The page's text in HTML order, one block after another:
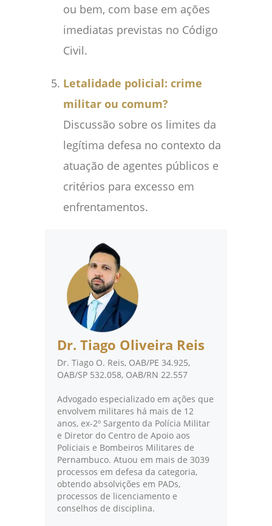
ou bem, com base em ações
imediatas previstas no Código
Civil.
Letalidade policial: crime
militar ou comum?
Discussão sobre os limites da
legítima defesa no contexto da
atuação de agentes públicos e
critérios para excesso em
enfrentamentos.
Dr. Tiago Oliveira Reis
Dr. Tiago O. Reis, OAB/PE 34.925,
OAB/SP 532.058, OAB/RN 22.557
Advogado especializado em ações que
envolvem militares há mais de 12
anos, ex-2º Sargento da Polícia Militar
e Diretor do Centro de Apoio aos
Policiais e Bombeiros Militares de
Pernambuco. Atuou em mais de 3039
processos em defesa da categoria,
obtendo absolvições em PADs,
processos de licenciamento e
conselhos de disciplina.